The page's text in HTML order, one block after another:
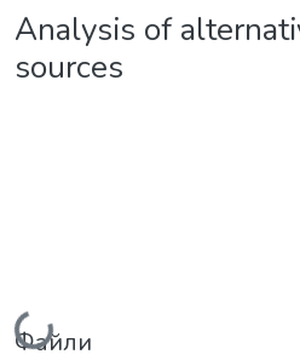
Analysis of
sources
Вантажиться...
Файли